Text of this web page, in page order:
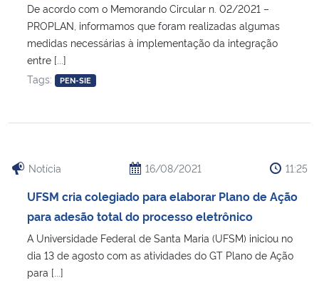
De acordo com o Memorando Circular n. 02/2021 –
PROPLAN, informamos que foram realizadas algumas
medidas necessárias à implementação da integração
entre [...]
Tags:
PEN-SIE
Notícia 16/08/2021 11:25
UFSM cria colegiado para elaborar Plano de Ação
para adesão total do processo eletrônico
A Universidade Federal de Santa Maria (UFSM) iniciou no
dia 13 de agosto com as atividades do GT Plano de Ação
para [...]